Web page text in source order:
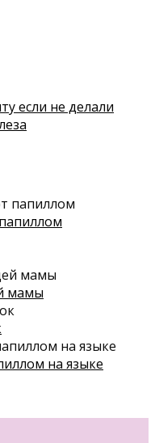
если не делали
мамы
на языке